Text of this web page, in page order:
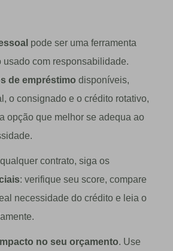
pode ser uma ferramenta
usado com responsabilidade.
de empréstimo disponíveis,
o consignado e o crédito rotativo,
opção que melhor se adequa ao
contrato, siga os
: verifique seu score, compare
necessidade do crédito e leia o
no seu orçamento. Use